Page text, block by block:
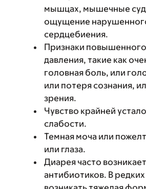
мышцах, мышечные
ощущение
сердцебиения.
Признаки
давления, такие как
головная боль, или
или потеря сознания,
зрения.
Чувство крайней
слабости.
Темная моча или
или глаза.
Диарея часто
антибиотиков. В